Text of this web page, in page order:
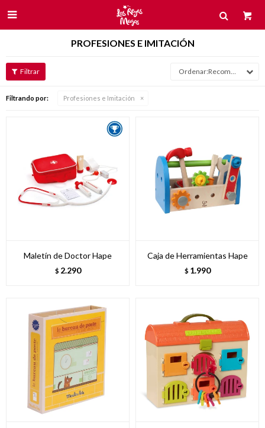

PROFESIONES E IMITACIÓN
Recomendados
Filtrando por: Profesiones e Imitación
Maletín de Doctor Hape
$ 2.290
Caja de Herramientas Hape
$ 1.990